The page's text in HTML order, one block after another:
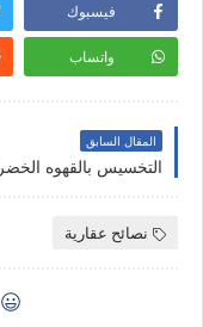
فيسبوك
واتساب
المقال السابق
التخسيس بالقهوه
نصائح عقارية